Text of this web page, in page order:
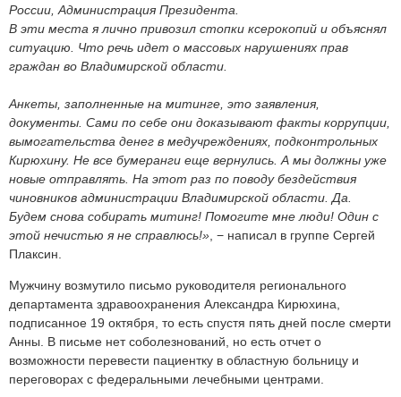
России, Администрация Президента.
В эти места я лично привозил стопки ксерокопий и объяснял
ситуацию. Что речь идет о массовых нарушениях прав
граждан во Владимирской области.
Анкеты, заполненные на митинге, это заявления,
документы. Сами по себе они доказывают факты коррупции,
вымогательства денег в медучреждениях, подконтрольных
Кирюхину. Не все бумеранги еще вернулись. А мы должны уже
новые отправлять. На этот раз по поводу бездействия
чиновников администрации Владимирской области. Да.
Будем снова собирать митинг! Помогите мне люди! Один с
этой нечистью я не справлюсь!» , − написал в группе Сергей
Плаксин.
Мужчину возмутило письмо руководителя регионального
департамента здравоохранения Александра Кирюхина,
подписанное 19 октября, то есть спустя пять дней после смерти
Анны. В письме нет соболезнований, но есть отчет о
возможности перевести пациентку в областную больницу и
переговорах с федеральными лечебными центрами.